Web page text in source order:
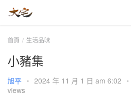
首頁 生活品味
小豬集
旭平 • 2024 年 11 月 1 日 am 6:02 •
views